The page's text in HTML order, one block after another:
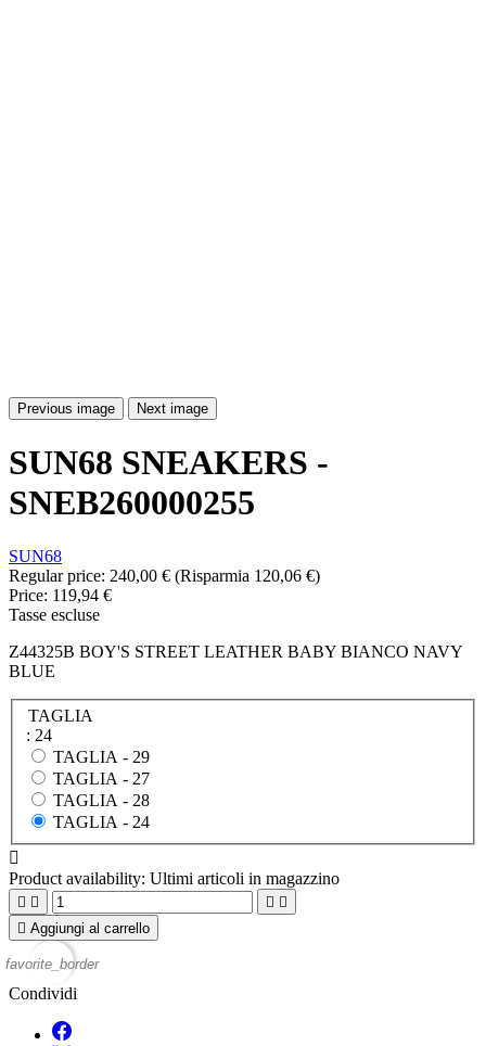
Previous image Next image
SUN68 SNEAKERS -
SNEB260000255
SUN68
Regular price: 240,00 € (Risparmia 120,06 €)
Price: 119,94 €
Tasse escluse
Z44325B BOY'S STREET LEATHER BABY BIANCO NAVY
BLUE
TAGLIA
: 24
TAGLIA - 29
TAGLIA - 27
TAGLIA - 28
TAGLIA - 24

Product availability: Ultimi articoli in magazzino
   
 Aggiungi al carrello
favorite_border
Condividi